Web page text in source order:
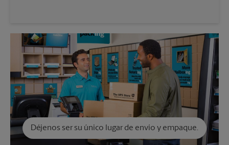
Déjenos ser su único lugar de envío y empaque.